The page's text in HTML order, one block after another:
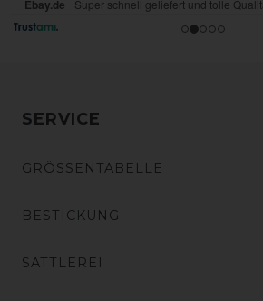
SERVICE
GRÖSSENTABELLE
BESTICKUNG
SATTLEREI